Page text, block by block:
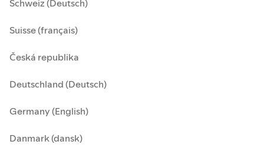
Schweiz (Deutsch)
Suisse (français)
Česká republika
Deutschland (Deutsch)
Germany (English)
Danmark (dansk)